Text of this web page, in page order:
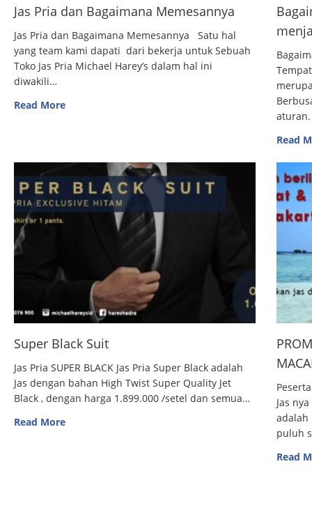
Jas Pria dan Bagaimana Memesannya
Jas Pria dan Bagaimana Memesannya Satu hal
yang team kami dapati dari bekerja untuk Sebuah
Toko Jas Pria Michael Harey’s dalam hal ini
diwakili…
Read More
Read
Super Black Suit
Jas Pria SUPER BLACK Jas Pria Super Black adalah
Jas dengan bahan High Twist Super Quality Jet
Black , dengan harga 1.899.000 /setel dan semua…
Read More
Jas
adalah
puluh
Read